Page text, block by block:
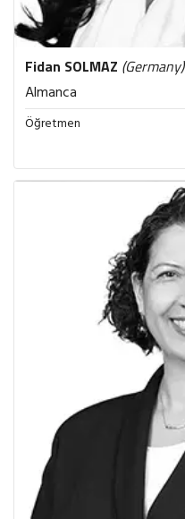
Fidan SOLMAZ (Germany)
Almanca
Öğretmen